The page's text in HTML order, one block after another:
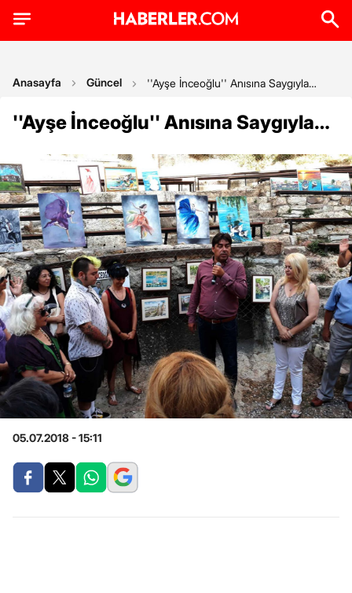
Anasayfa Güncel ''Ayşe İnceoğlu'' Anısına Saygıyla…
''Ayşe İnceoğlu'' Anısına Saygıyla…
05.07.2018 - 15:11